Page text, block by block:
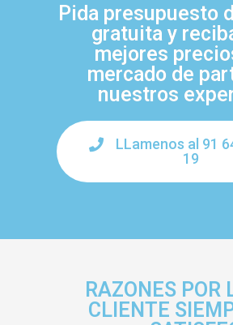
Pida presupuesto
gratuita y
mejores
mercado de
nuestros
LLamenos al 91
19
RAZONES POR
CLIENTE